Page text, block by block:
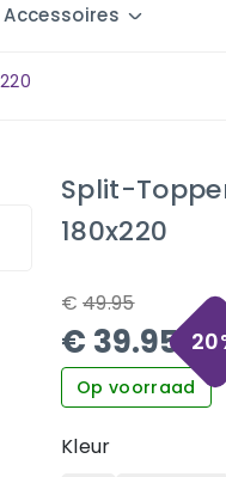
Accessoires
Split-
180x220
€ 49.95
€ 39.95 20
Op voorraad
Kleur